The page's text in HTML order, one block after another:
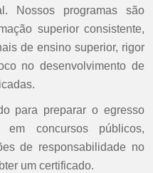
Nossos programas são
superior consistente,
de ensino superior, rigor
no desenvolvimento de
para preparar o egresso
concursos públicos,
de responsabilidade no
um certificado.